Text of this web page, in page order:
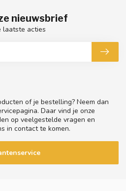
of je bestelling? Neem dan
Daar vind je onze
op veelgestelde vragen en
in contact te komen.
nieuwsbrief
laatste acties